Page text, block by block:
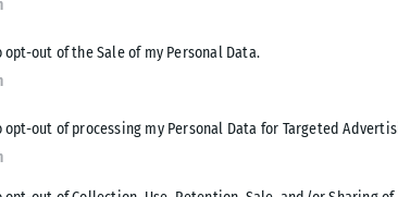
opt-out of the Sale of my Personal Data.
opt-out of processing my Personal Data for Targeted